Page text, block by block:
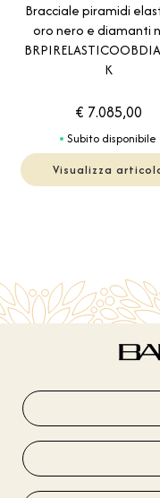
Bracciale piramidi
oro nero e diamanti
K
€ 7.085,00
Subito disponibile
Visualizza